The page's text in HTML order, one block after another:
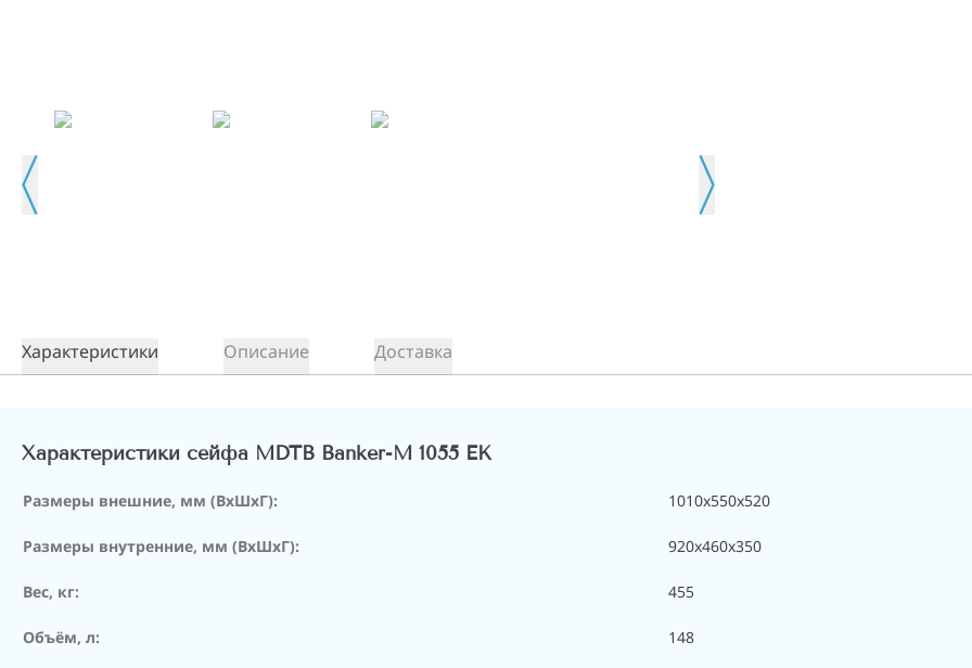
Характеристики Описание Доставка
Характеристики сейфа MDTB Banker-M 1055 EK
Размеры внешние, мм (ВхШхГ): 1010x550x520
Размеры внутренние, мм (ВхШхГ): 920x460x350
Вес, кг: 455
Объём, л: 148